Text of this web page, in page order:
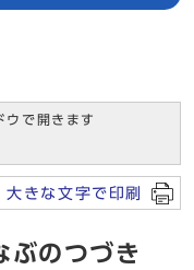
ウで開きます
大きな文字で印刷
ぶのつづき